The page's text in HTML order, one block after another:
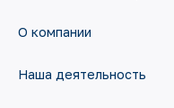
О компании
Наша деятельность